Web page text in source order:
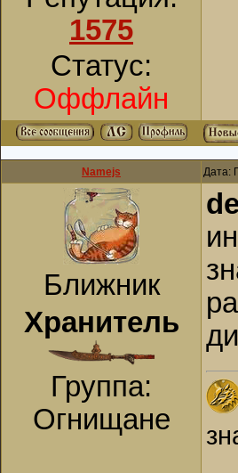
1575
Статус:
Оффлайн
Namejs Дата:
Ближник
Хранитель
Группа:
Огнищане